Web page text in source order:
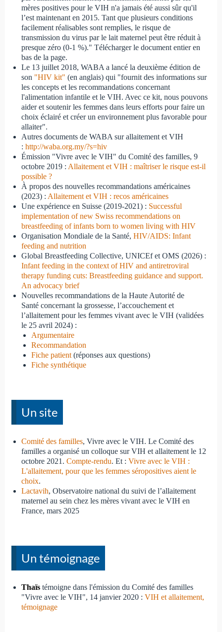
mères positives pour le VIH n'a jamais été aussi sûr qu'il
l’est maintenant en 2015. Tant que plusieurs conditions
facilement réalisables sont remplies, le risque de
transmission du virus par le lait maternel peut être réduit à
presque zéro (0-1 %)." Télécharger le document entier en
bas de la page.
Le 13 juillet 2018, WABA a lancé la deuxième édition de
son "HIV kit" (en anglais) qui "fournit des informations sur
les concepts et les recommandations concernant
l'alimentation infantile et le VIH. Avec ce kit, nous pouvons
aider et soutenir les femmes dans leurs efforts pour faire un
choix éclairé et créer un environnement plus favorable pour
allaiter".
Autres documents de WABA sur allaitement et VIH
: http://waba.org.my/?s=hiv
Émission "Vivre avec le VIH" du Comité des familles, 9
octobre 2019 : Allaitement et VIH : maîtriser le risque est-il
possible ?
À propos des nouvelles recommandations américaines
(2023) : Allaitement et VIH : recos américaines
Une expérience en Suisse (2019-2021) : Successful
implementation of new Swiss recommendations on
breastfeeding of infants born to women living with HIV
Organisation Mondiale de la Santé, HIV/AIDS: Infant
feeding and nutrition
Global Breastfeeding Collective, UNICEf et OMS (2026) :
Infant feeding in the context of HIV and antiretroviral
therapy funding cuts: Breastfeeding guidance and support.
An advocacy brief
Nouvelles recommandations de la Haute Autorité de
Santé concernant la grossesse, l’accouchement et
l’allaitement pour les femmes vivant avec le VIH (validées
le 25 avril 2024) :
Argumentaire
Recommandation
Fiche patient(réponses aux questions)
Fiche synthétique
Un site
Comité des familles, Vivre avec le VIH. Le Comité des
familles a organisé un colloque sur VIH et allaitement le 12
octobre 2021. Compte-rendu. Et : Vivre avec le VIH :
L'allaitement, pour que les femmes séropositives aient le
choix.
Lactavih, Observatoire national du suivi de l’allaitement
maternel au sein chez les mères vivant avec le VIH en
France, mars 2025
Un témoignage
Thaïstémoigne dans l'émission du Comité des familles
"Vivre avec le VIH", 14 janvier 2020 : VIH et allaitement,
témoignage